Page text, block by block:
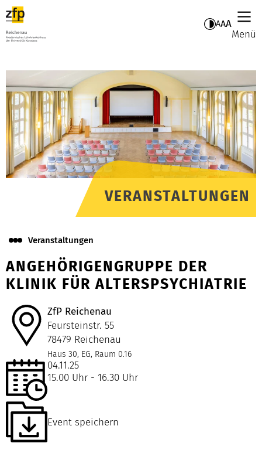
AAA
Menü
VERANSTALTUNGEN
Veranstaltungen
ANGEHÖRIGENGRUPPE DER
KLINIK FÜR ALTERSPSYCHIATRIE
ZfP Reichenau
Feursteinstr. 55
78479 Reichenau
Haus 30, EG, Raum 0.16
04.11.25
15.00 Uhr - 16.30 Uhr
Event speichern